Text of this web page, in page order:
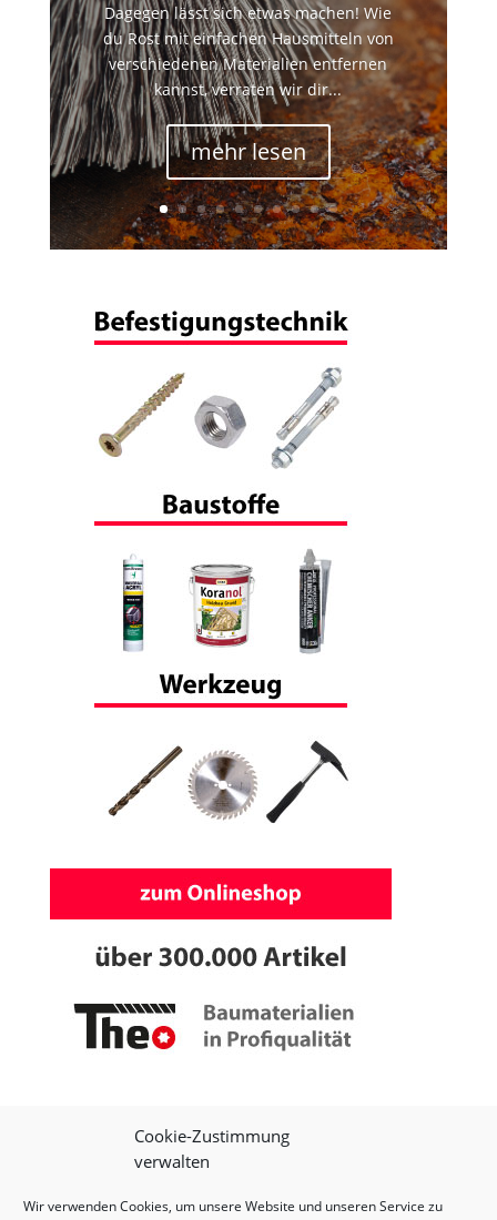
Cookie-Zustimmung
verwalten
Wir verwenden Cookies, um unsere Website und unseren Service zu
Dagegen lässt sich etwas machen! Wie
du Rost mit einfachen Hausmitteln von
verschiedenen Materialien entfernen
kannst, verraten wir dir...
mehr lesen